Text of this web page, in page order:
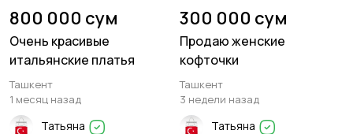
800 000 сум
Очень красивые
итальянские платья
Ташкент
1 месяц назад
Татьяна
300 000 сум
Продаю женские
кофточки
Ташкент
3 недели назад
Татьяна